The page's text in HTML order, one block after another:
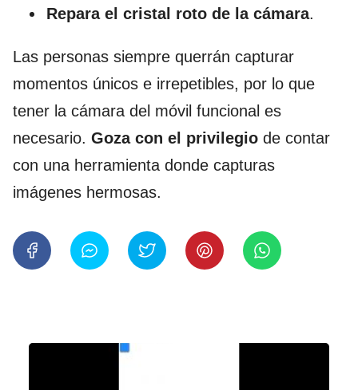
Repara el cristal roto de la cámara.
Las personas siempre querrán capturar
momentos únicos e irrepetibles, por lo que
tener la cámara del móvil funcional es
necesario. Goza con el privilegio de contar
con una herramienta donde capturas
imágenes hermosas.